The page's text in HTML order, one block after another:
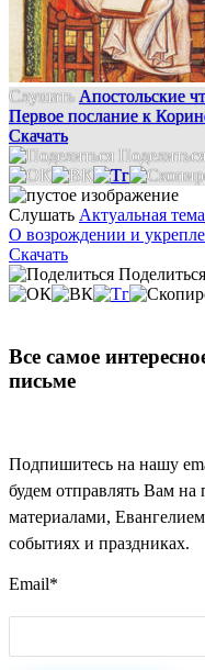
Слушать Апостольские
Первое послание к
Скачать
Поделиться
Слушать Актуальная тема
О возрождении и
Скачать
Поделиться
Все самое
письме
Подпишитесь на нашу
будем отправлять Вам
материалами,
событиях и праздниках.
Email*